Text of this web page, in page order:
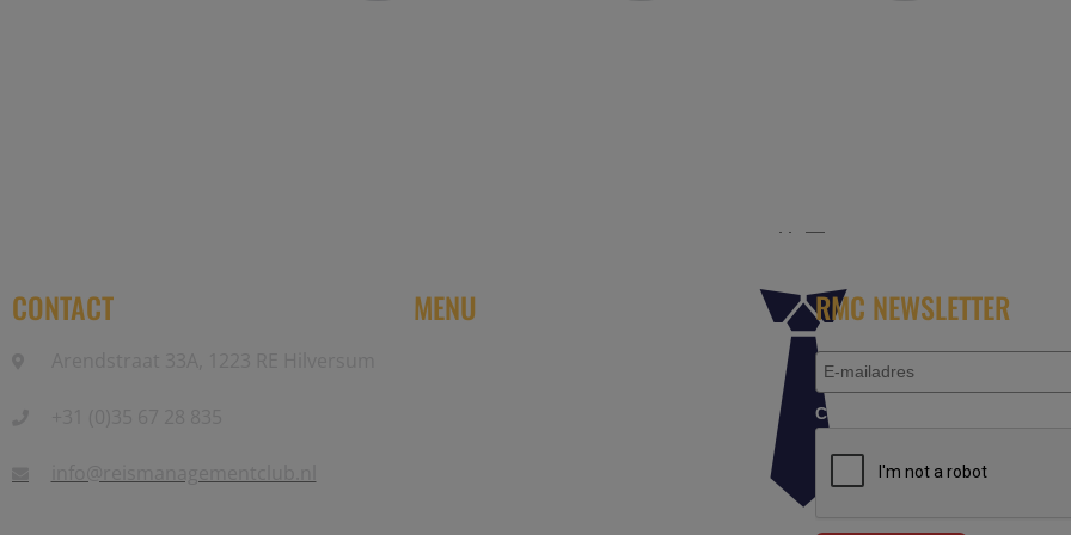
CONTACT MENU RMC NEWSLETTER
Controleer je aanvraag.*